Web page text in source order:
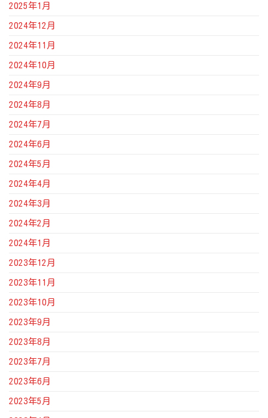
2025年1月
2024年12月
2024年11月
2024年10月
2024年9月
2024年8月
2024年7月
2024年6月
2024年5月
2024年4月
2024年3月
2024年2月
2024年1月
2023年12月
2023年11月
2023年10月
2023年9月
2023年8月
2023年7月
2023年6月
2023年5月